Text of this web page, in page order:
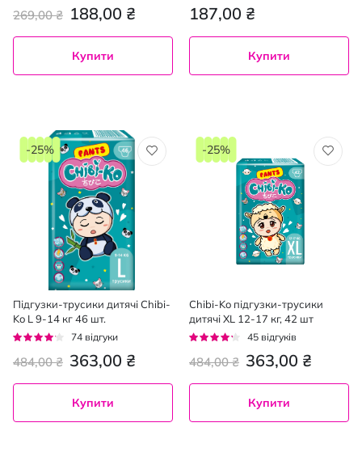
188,00 ₴
269,00 ₴
Купити
187,00 ₴
Купити
Підгузки-трусики дитячі Chibi-
Ko L 9-14 кг 46 шт.
Рейтинг:
74 відгуки
363,00 ₴
484,00 ₴
-25%
Купити
Chibi-Ko підгузки-трусики
дитячі XL 12-17 кг, 42 шт
Рейтинг:
45 відгуків
363,00 ₴
484,00 ₴
-25%
Купити